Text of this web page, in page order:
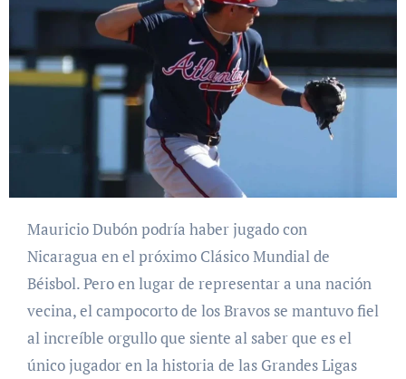
Mauricio Dubón podría haber jugado con
Nicaragua en el próximo Clásico Mundial de
Béisbol. Pero en lugar de representar a una nación
vecina, el campocorto de los Bravos se mantuvo fiel
al increíble orgullo que siente al saber que es el
único jugador en la historia de las Grandes Ligas